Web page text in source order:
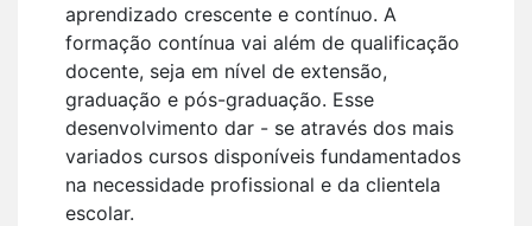
aprendizado crescente e contínuo. A
formação contínua vai além de qualificação
docente, seja em nível de extensão,
graduação e pós-graduação. Esse
desenvolvimento dar - se através dos mais
variados cursos disponíveis fundamentados
na necessidade profissional e da clientela
escolar.